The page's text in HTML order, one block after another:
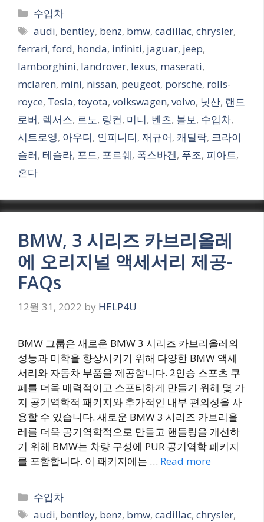
Categories
수입차
Tags
audi, bentley, benz, bmw,cadillac,chrysler,
ferrari, ford, honda, infiniti, jaguar, jeep,
lamborghini, landrover, lexus, maserati,
mclaren, mini, nissan, peugeot, porsche, rolls-
royce, Tesla, toyota, volkswagen, volvo, 닛산, 랜드
로버, 렉서스, 르노, 링컨, 미니, 벤츠, 볼보, 수입차,
시트로엥, 아우디, 인피니티, 재규어, 캐딜락, 크라이
슬러, 테슬라, 포드, 포르쉐, 폭스바겐, 푸조, 피아트,
혼다
BMW, 3 시리즈 카브리올레
에 오리지널 액세서리 제공-
FAQs
12월 31, 2022 by HELP4U
BMW 그룹은 새로운 BMW 3 시리즈 카브리올레의
성능과 미학을 향상시키기 위해 다양한 BMW 액세
서리와 자동차 부품을 제공합니다. 2인승 스포츠 쿠
페를 더욱 매력적이고 스포티하게 만들기 위해 몇 가
지 공기역학적 패키지와 추가적인 내부 편의성을 사
용할 수 있습니다. 새로운 BMW 3 시리즈 카브리올
레를 더욱 공기역학적으로 만들고 핸들링을 개선하
기 위해 BMW는 차량 구성에 PUR 공기역학 패키지
를 포함합니다. 이 패키지에는 … Read more
Categories
수입차
Tags
audi, bentley, benz, bmw,cadillac,chrysler,